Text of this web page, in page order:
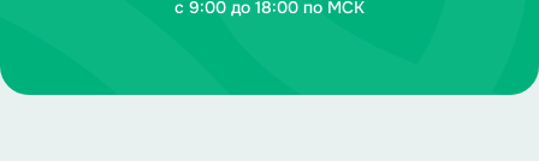
с 9:00 до 18:00 по МСК